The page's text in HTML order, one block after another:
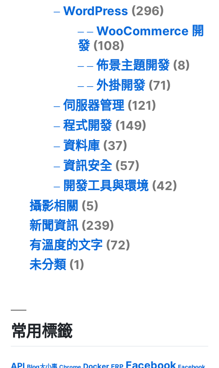
WordPress (296)
WooCommerce 開
發(108)
佈景主題開發(8)
外掛開發(71)
伺服器管理(121)
程式開發(149)
資料庫(37)
資訊安全(57)
開發工具與環境(42)
攝影相關 (5)
新聞資訊 (239)
有溫度的文字 (72)
未分類 (1)
常用標籤
API Facebook